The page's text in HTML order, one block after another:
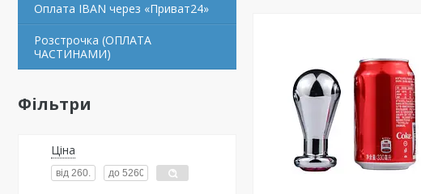
Оплата IBAN через «Приват24»
Розстрочка (ОПЛАТА
ЧАСТИНАМИ)
Фільтри
Ціна